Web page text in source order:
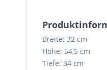
Breite: 32 cm
Höhe: 54,5 cm
Tiefe: 34 cm